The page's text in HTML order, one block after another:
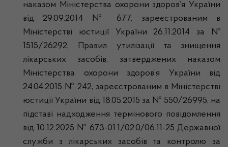
наказом Міністерства охорони здоров’я України
від 29.09.2014 № 677, зареєстрованим в
Міністерстві юстиції України 26.11.2014 за №
1515/26292, Правил утилізації та знищення
лікарських засобів, затверджених наказом
Міністерства охорони здоров’я України від
24.04.2015 № 242, зареєстрованим в Міністерстві
юстиції України від 18.05.2015 за № 550/26995, на
підставі надходження термінового повідомлення
від 10.12.2025 № 673-01.1/02.0/06.11-25 Державної
служби з лікарських засобів та контролю за